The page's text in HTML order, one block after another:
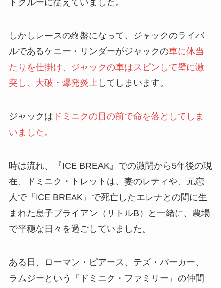
トクルーに従えていました。
しかしレースの終盤になって、ジャックのライバ
ルであるケニー・リンダーがジャックの車に体当
たりを仕掛け、ジャックの車はスピンして壁に激
突し、大破・爆発炎上 してしまいます。
ジャックは ドミニクの目の前で命を落としてしま
いました。
時は流れ、『ICE BREAK』での激闘から5年後の現
在、ドミニク・トレットは、妻のレティや、元恋
人で『ICE BREAK』で死亡したエレナとの間に生
まれた息子ブライアン（リトルB）と一緒に、農場
で平穏な日々を過ごしていました。
ある日、ローマン・ピアース、テズ・パーカー、
ラムジーという『ドミニク・ファミリー』の仲間